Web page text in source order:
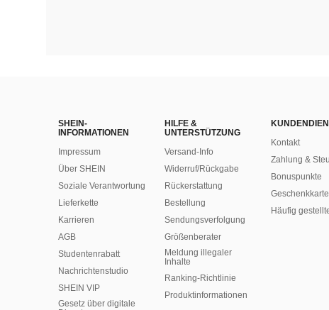
SHEIN-
INFORMATIONEN
Impressum
Über SHEIN
Soziale Verantwortung
Lieferkette
Karrieren
AGB
Studentenrabatt
Nachrichtenstudio
SHEIN VIP
Gesetz über digitale
HILFE &
UNTERSTÜTZUNG
Versand-Info
Widerruf/Rückgabe
Rückerstattung
Bestellung
Sendungsverfolgung
Größenberater
Meldung illegaler
Inhalte
Ranking-Richtlinie
​Produktinformationen
Kontakt
Zahlung &
Bonuspunkte
Geschenkkarte
Häufig